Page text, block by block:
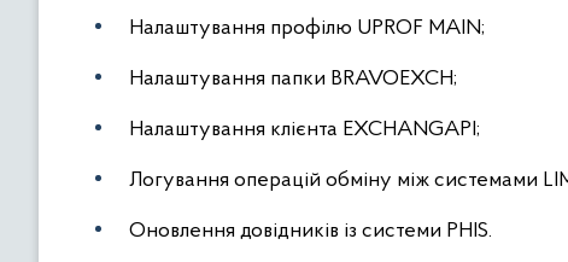
Налаштування профілю UPROF MAIN;
Налаштування папки BRAVOEXCH;
Налаштування клієнта EXCHANGAPI;
Логування операцій обміну між системами
Оновлення довідників із системи PHIS.